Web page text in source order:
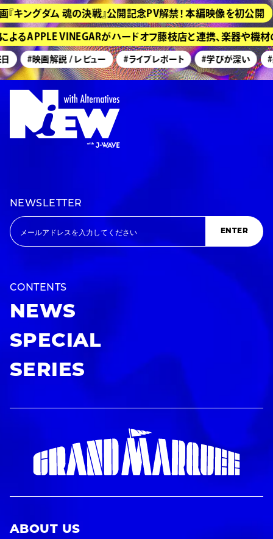
グダム 魂の決戦』公開記念PV解禁！ 本編映像を初公開
APPLE VINEGARがハードオフ藤枝店と連携、楽器や機材の
#映画解説 / レビュー #ライブレポート #学びが深い #美
NEWSLETTER
ENTER
CONTENTS
NEWS
SPECIAL
SERIES
ABOUT US